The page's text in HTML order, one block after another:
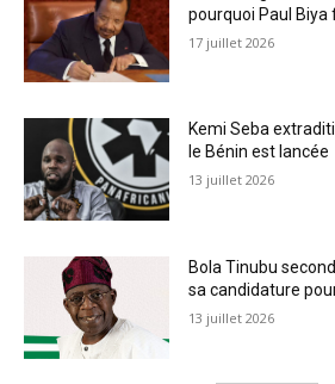
pourquoi Paul
17 juillet 2026
Kemi Seba
le Bénin est lancée
13 juillet 2026
Bola Tinubu
sa candidature
13 juillet 2026